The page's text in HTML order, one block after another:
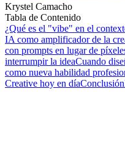
Krystel Camacho
Tabla de Contenido
¿Qué es el "vibe" en el
IA como amplificador de la
con prompts en lugar de
interrumpir la ideaCuando
como nueva habilidad
Creative hoy en díaConclusión